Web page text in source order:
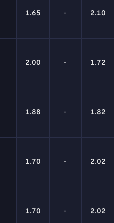
1.65 - 2.10
2.00 - 1.72
1.88 - 1.82
1.70 - 2.02
1.70 - 2.02